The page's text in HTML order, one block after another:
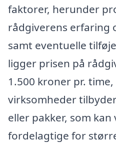
faktorer, herunder
rådgiverens erfaring
samt eventuelle
ligger prisen på
1.500 kroner pr.
virksomheder
eller pakker, som
fordelagtige for